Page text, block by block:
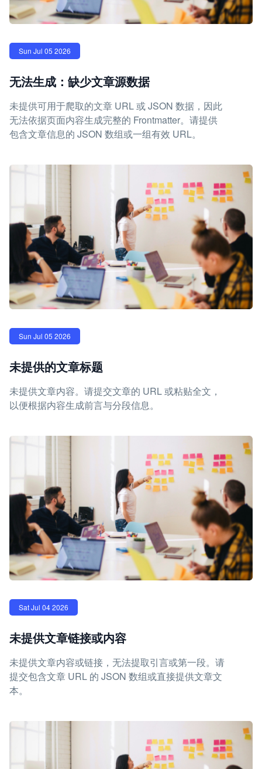
Sun Jul 05 2026
无法生成：缺少文章源数据
未提供可用于爬取的文章 URL 或 JSON 数据，因此
无法依据页面内容生成完整的 Frontmatter。请提供
包含文章信息的 JSON 数组或一组有效 URL。
Sun Jul 05 2026
未提供的文章标题
未提供文章内容。请提交文章的 URL 或粘贴全文，
以便根据内容生成前言与分段信息。
Sat Jul 04 2026
未提供文章链接或内容
未提供文章内容或链接，无法提取引言或第一段。请
提交包含文章 URL 的 JSON 数组或直接提供文章文
本。